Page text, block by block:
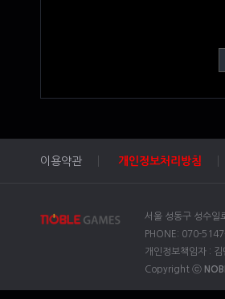
이용약관 개인정보처리방침
서울 성동구 성수일
PHONE: 070-
개인정보책임자 :
Copyright ⓒ